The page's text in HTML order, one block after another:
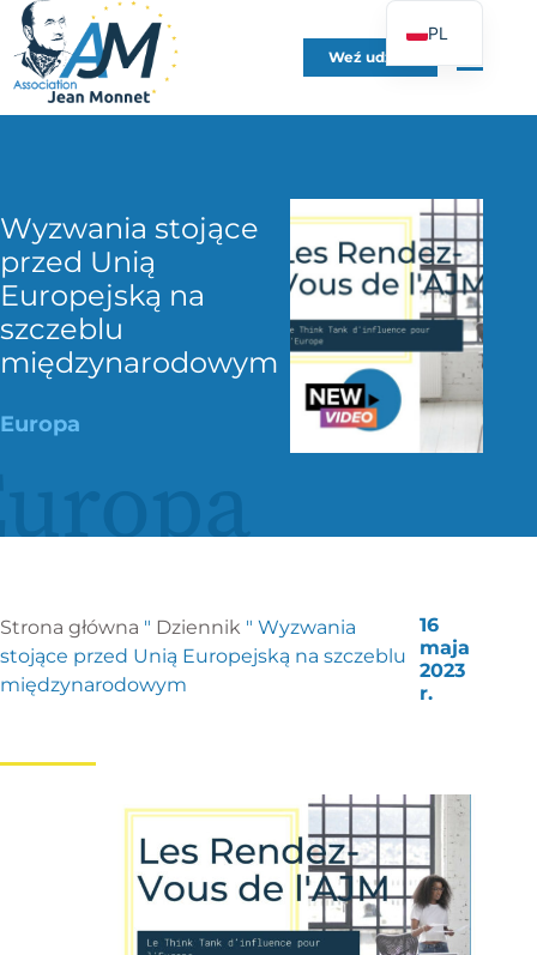
Weź udział
Wyzwania stojące
przed Unią
Europejską na
szczeblu
międzynarodowym
Europa
Strona główna " Dziennik " Wyzwania
stojące przed Unią Europejską na szczeblu
międzynarodowym
16
maja
2023
r.
PL
FR
EN
PT
UK